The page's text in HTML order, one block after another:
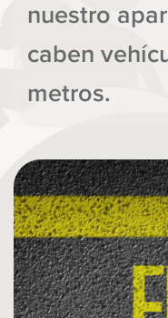
nuestro
caben
metros.